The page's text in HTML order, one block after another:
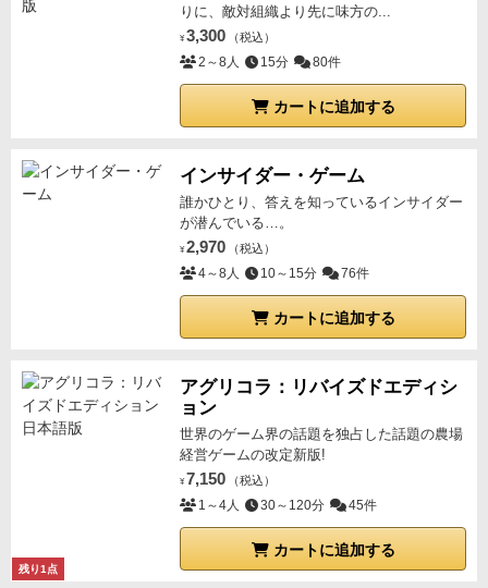
りに、敵対組織より先に味方の...
¥ 3,300 （税込）
2～8人 15分 80件
カートに追加する
インサイダー・ゲーム
誰かひとり、答えを知っているインサイダー
が潜んでいる…。
¥ 2,970 （税込）
4～8人 10～15分 76件
カートに追加する
残り1点
アグリコラ：リバイズドエディシ
ョン
世界のゲーム界の話題を独占した話題の農場
経営ゲームの改定新版!
¥ 7,150 （税込）
1～4人 30～120分 45件
カートに追加する